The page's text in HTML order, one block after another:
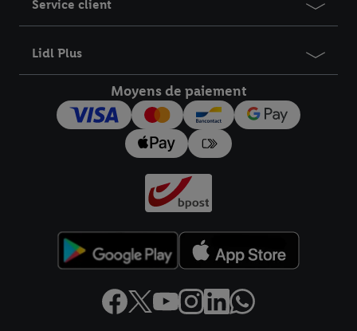
Service client
Lidl Plus
Moyens de paiement